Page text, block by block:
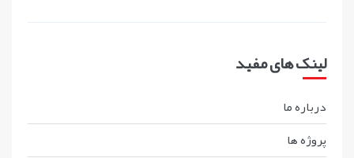
لینک های مفید
درباره ما
پروژه ها